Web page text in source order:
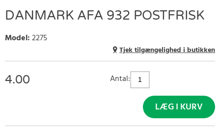
DANMARK AFA 932 POSTFRISK
Model:2275
Tjek tilgængelighed i butikken
4.00 Antal:
LÆG I KURV